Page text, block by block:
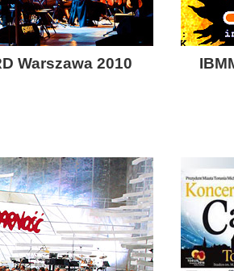
Warszawa 2010